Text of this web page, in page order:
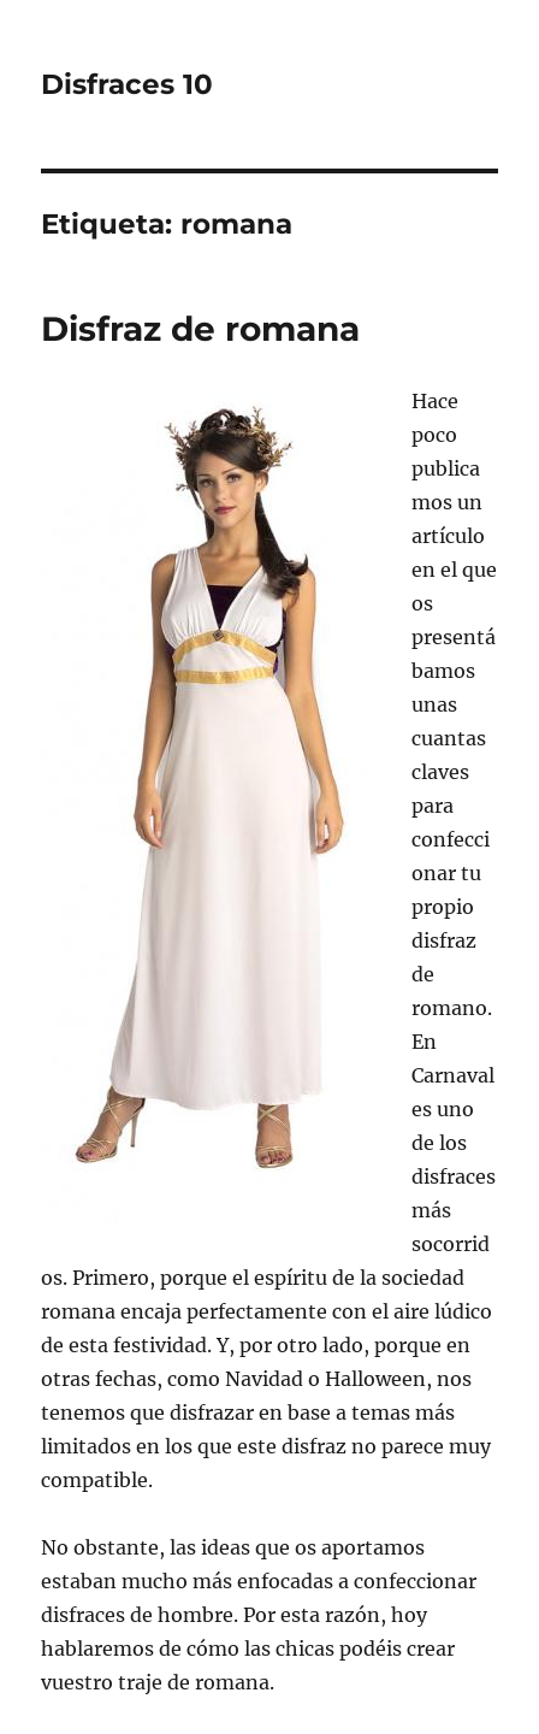
Disfraces 10
Etiqueta: romana
Disfraz de romana
Hace
poco
publica
mos un
artículo
en el que
os
presentá
bamos
unas
cuantas
claves
para
confecci
onar tu
propio
disfraz
de
romano.
En
Carnaval
es uno
de los
disfraces
más
socorrid
os. Primero, porque el espíritu de la sociedad
romana encaja perfectamente con el aire lúdico
de esta festividad. Y, por otro lado, porque en
otras fechas, como Navidad o Halloween, nos
tenemos que disfrazar en base a temas más
limitados en los que este disfraz no parece muy
compatible.
No obstante, las ideas que os aportamos
estaban mucho más enfocadas a confeccionar
disfraces de hombre. Por esta razón, hoy
hablaremos de cómo las chicas podéis crear
vuestro traje de romana.